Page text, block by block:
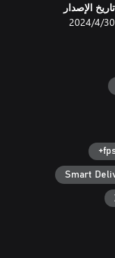
تاريخ الإصدار
30‏/4‏/2024
Smart